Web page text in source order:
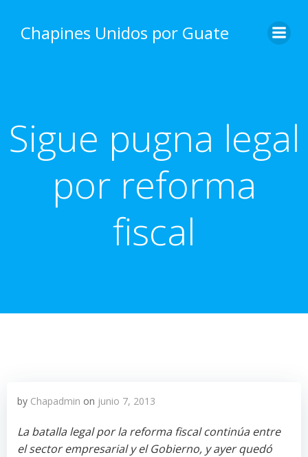
content
Chapines Unidos por Guate
Sigue pugna legal
por reforma
fiscal
by Chapadmin on junio 7, 2013
La batalla legal por la reforma fiscal continúa entre
el sector empresarial y el Gobierno, y ayer quedó